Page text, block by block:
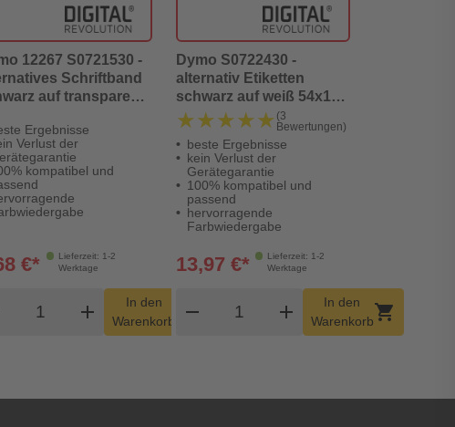
12267 S0721530 -
Schriftband
auf transparent
Ergebnisse
Verlust der
kompatibel und
Lieferzeit: 1-2
Werktage
€*
Produkt Warenkorb Menge
add
In den
Warenkorb
shopping_cart
Dymo S0722430 -
alternativ Etiketten
schwarz auf weiß 54x101
mm
★★★★★
★★★★★ (3
Bewertungen)
beste Ergebnisse
kein Verlust der
Gerätegarantie
100% kompatibel und
passend
hervorragende
Farbwiedergabe
Lieferzeit: 1-2
Werktage
13,97 €*
remove
Produkt Warenkorb Menge
add
In den
Warenkorbshopping_cart